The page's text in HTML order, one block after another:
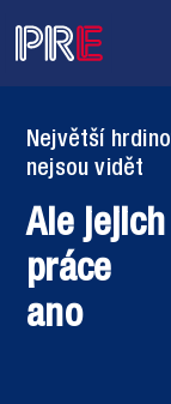
Největší
nejsou vidět
Ale jejich
práce
ano